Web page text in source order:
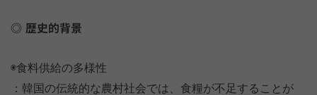
歴史的背景
◉食料供給の多様性
：韓国の伝統的な農村社会では、食糧が不足することが